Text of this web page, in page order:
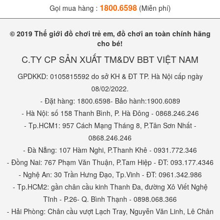
Cầu trượt liên hoàn công viên nước khu vui chơi mùa hè cho bé
Với thiết kếdễ lắp ráp, tháo gọn , người dùng có thểdi chuyển
tùy theo không gian. Một số mẫu còn cho phép mở rộng
hoặc thu gọn khu vực chơi, rất tiện lợi cho những gia đình có diện
Gọi mua hàng : 1800.6598(Miễn phí)
© 2019 Thế giới đồ chơi trẻ em, đồ chơi an toàn chính hãng
cho bé!
C.TY CP SẢN XUẤT TM&DV BBT VIỆT NAM
GPDKKD: 0105815592 do sở KH & ĐT TP. Hà Nội cấp ngày
08/02/2022.
- Đặt hàng: 1800.6598- Bảo hành:1900.6089
- Hà Nội: số 158 Thanh Bình, P. Hà Đông - 0868.246.246
- Tp.HCM1: 957 Cách Mạng Tháng 8, P.Tân Sơn Nhất -
0868.246.246
- Đà Nẵng: 107 Hàm Nghi, P.Thanh Khê - 0931.772.346
- Đồng Nai: 767 Phạm Văn Thuận, P.Tam Hiệp - ĐT: 093.177.4346
- Nghệ An: 30 Trần Hưng Đạo, Tp.Vinh - ĐT: 0961.342.986
- Tp.HCM2: gần chân cầu kinh Thanh Đa, đường Xô Viết Nghệ
Tĩnh - P.26- Q. Bình Thạnh - 0898.068.366
- Hải Phòng: Chân cầu vượt Lạch Tray, Nguyễn Văn Linh, Lê Chân